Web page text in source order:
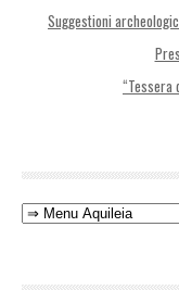
Suggestioni
“Tessera